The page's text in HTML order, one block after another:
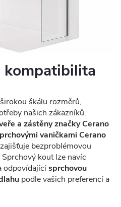
kompatibilita
škálu rozměrů,
našich zákazníků.
a zástěny značky Cerano
vaničkami Cerano
bezproblémovou
kout lze navíc
odpovídajícísprchovou
podle vašich preferencí a